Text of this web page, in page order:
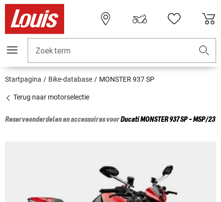
Zoekterm
Startpagina Bike-database MONSTER 937 SP
Terug naar motorselectie
Reserveonderdelen en accessoires voorDucatiMONSTER 937 SP - MSP/23